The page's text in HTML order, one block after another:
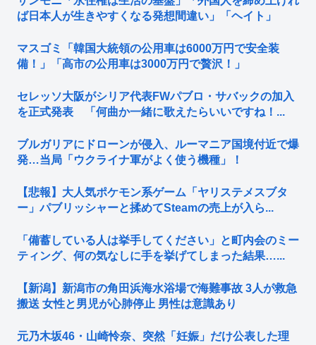
ば日本人が生きやすくなる発想間違い」「ヘイト」
マスゴミ「韓国大統領の公用車は6000万円で安全装
備！」「高市の公用車は3000万円で贅沢！」
セレッソ大阪がシリア代表FWパブロ・サバックの加入
を正式発表 「何曲か一緒に歌えたらいいですね！...
ブルガリアにドローンが侵入、ルーマニア国境付近で爆
発…当局「ウクライナ軍がよく使う機種」！
【悲報】大人気ポケモン系ゲーム「ヤリステメスブタ
ー」パブリッシャーと揉めてSteamの売上が入ら...
「備蓄している人は挙手してください」と町内会のミー
ティング、何の気なしに手を挙げてしまった結果…...
【新潟】新潟市の角田浜海水浴場で海難事故 3人が救急
搬送 女性と男児が心肺停止 男性は意識あり
元乃木坂46・山崎怜奈、突然「妊娠」だけ公表した理